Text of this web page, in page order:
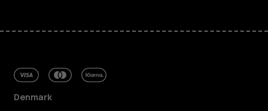
Denmark